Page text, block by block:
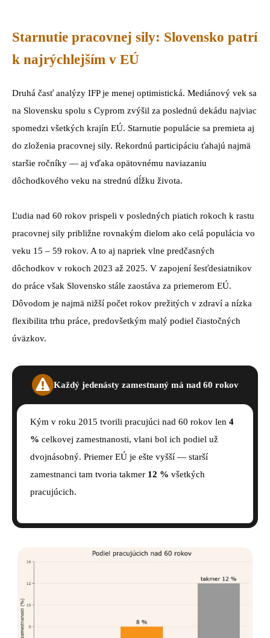
Starnutie pracovnej sily: Slovensko patrí
k najrýchlejším v EÚ
Druhá časť analýzy IFP je menej optimistická. Mediánový vek sa
na Slovensku spolu s Cyprom zvýšil za poslednú dekádu najviac
spomedzi všetkých krajín EÚ. Starnutie populácie sa premieta aj
do zloženia pracovnej sily. Rekordnú participáciu ťahajú najmä
staršie ročníky — aj vďaka opätovnému naviazaniu
dôchodkového veku na strednú dĺžku života.
Ľudia nad 60 rokov prispeli v posledných piatich rokoch k rastu
pracovnej sily približne rovnakým dielom ako celá populácia vo
veku 15 – 59 rokov. A to aj napriek vlne predčasných
dôchodkov v rokoch 2023 až 2025. V zapojení šesťdesiatnikov
do práce však Slovensko stále zaostáva za priemerom EÚ.
Dôvodom je najmä nižší počet rokov prežitých v zdraví a nízka
flexibilita trhu práce, predovšetkým malý podiel čiastočných
úväzkov.
Každý jedenásty zamestnaný má nad 60 rokov
Kým v roku 2015 tvorili pracujúci nad 60 rokov len 4
% celkovej zamestnanosti, vlani bol ich podiel už
dvojnásobný. Priemer EÚ je ešte vyšší — starší
zamestnanci tam tvoria takmer 12 % všetkých
pracujúcich.